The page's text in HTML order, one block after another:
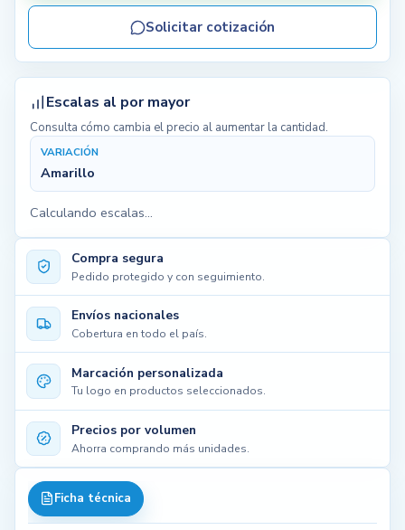
Compra segura
Pedido protegido y con seguimiento.
Envíos nacionales
Cobertura en todo el país.
Marcación personalizada
Tu logo en productos seleccionados.
Precios por volumen
Ahorra comprando más unidades.
Ficha técnica
Solicitar cotización
Escalas al por mayor
Consulta cómo cambia el precio al aumentar la cantidad.
VARIACIÓN
Amarillo
Calculando escalas...